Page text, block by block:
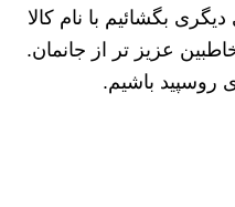
بگشائیم با نام کالا
عزیز تر از جانمان.
روسپید باشیم.